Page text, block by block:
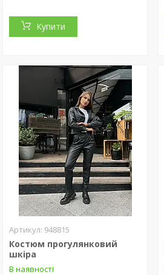
Купити
948815
Костюм прогулянковий
шкіра
В наявності